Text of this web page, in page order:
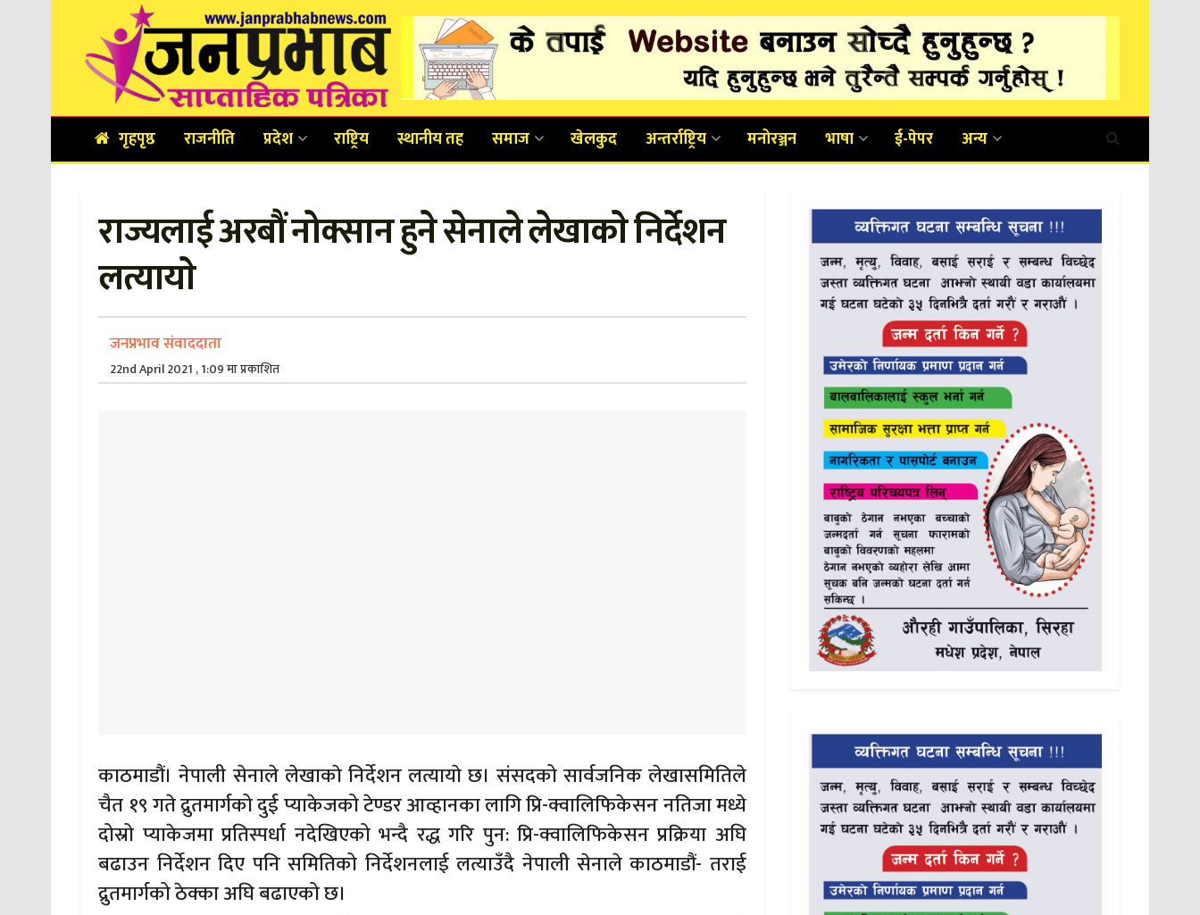
गृहपृष्ठ राजनीति प्रदेश राष्ट्रिय स्थानीय तह समाज खेलकुद अन्तर्राष्ट्रिय मनोरञ्जन भाषा ई-पेपर अन्य
राज्यलाई अरबौं नोक्सान हुने सेनाले लेखाकाे निर्देशन
लत्यायाे
जनप्रभाव संवाददाता
22nd April 2021 , 1:09 मा प्रकाशित
काठमाडौं। नेपाली सेनाले लेखाकाे निर्देशन लत्यायाे छ। संसदको सार्वजनिक लेखासमितिले
चैत १९ गते द्रुतमार्गको दुई प्याकेजको टेण्डर आव्हानका लागि प्रि-क्वालिफिकेसन नतिजा मध्ये
दोस्रो प्याकेजमा प्रतिस्पर्धा नदेखिएको भन्दै रद्ध गरि पुन: प्रि-क्वालिफिकेसन प्रक्रिया अघि
बढाउन निर्देशन दिए पनि समितिको निर्देशनलाई लत्याउँदै नेपाली सेनाले काठमाडौं- तराई
द्रुतमार्गको ठेक्का अघि बढाएको छ।